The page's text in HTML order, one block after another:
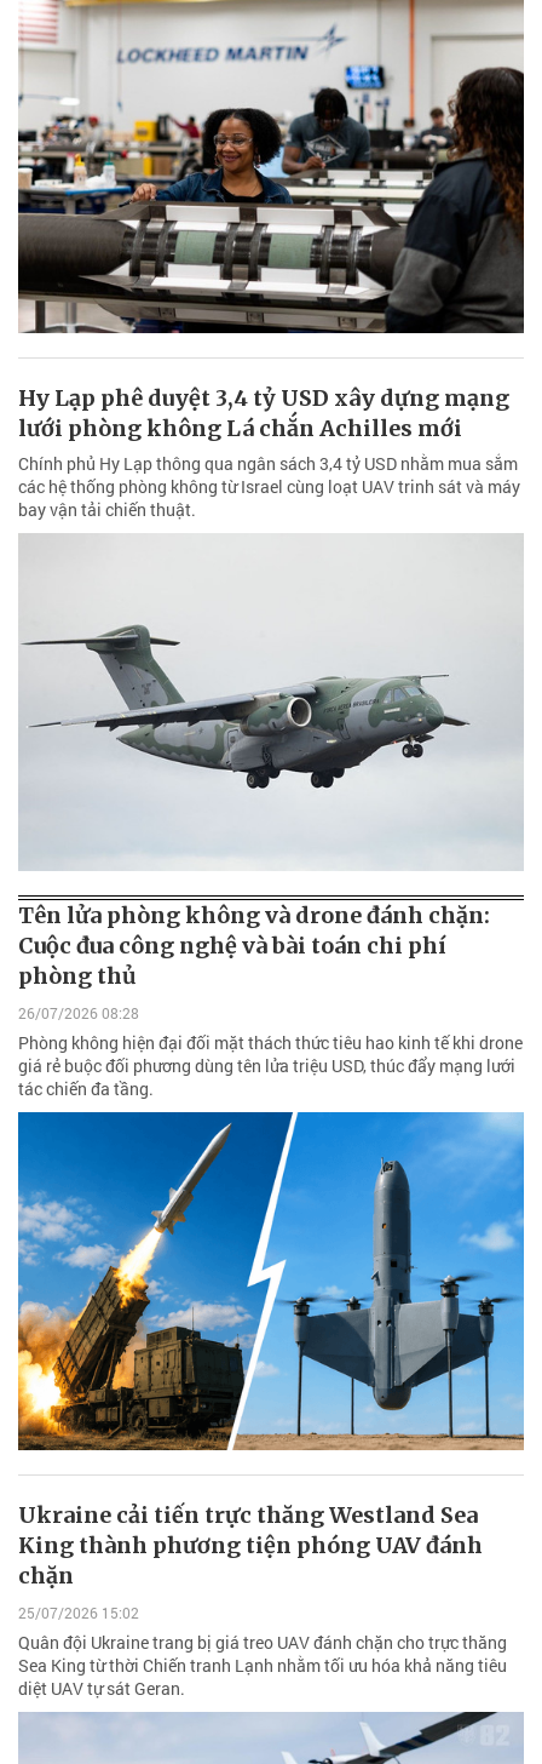
Hy Lạp phê duyệt 3,4 tỷ USD xây dựng mạng
lưới phòng không Lá chắn Achilles mới
Chính phủ Hy Lạp thông qua ngân sách 3,4 tỷ USD nhằm mua sắm
các hệ thống phòng không từ Israel cùng loạt UAV trinh sát và máy
bay vận tải chiến thuật.
Tên lửa phòng không và drone đánh chặn:
Cuộc đua công nghệ và bài toán chi phí
phòng thủ
26/07/2026 08:28
Phòng không hiện đại đối mặt thách thức tiêu hao kinh tế khi drone
giá rẻ buộc đối phương dùng tên lửa triệu USD, thúc đẩy mạng lưới
tác chiến đa tầng.
Ukraine cải tiến trực thăng Westland Sea
King thành phương tiện phóng UAV đánh
chặn
25/07/2026 15:02
Quân đội Ukraine trang bị giá treo UAV đánh chặn cho trực thăng
Sea King từ thời Chiến tranh Lạnh nhằm tối ưu hóa khả năng tiêu
diệt UAV tự sát Geran.